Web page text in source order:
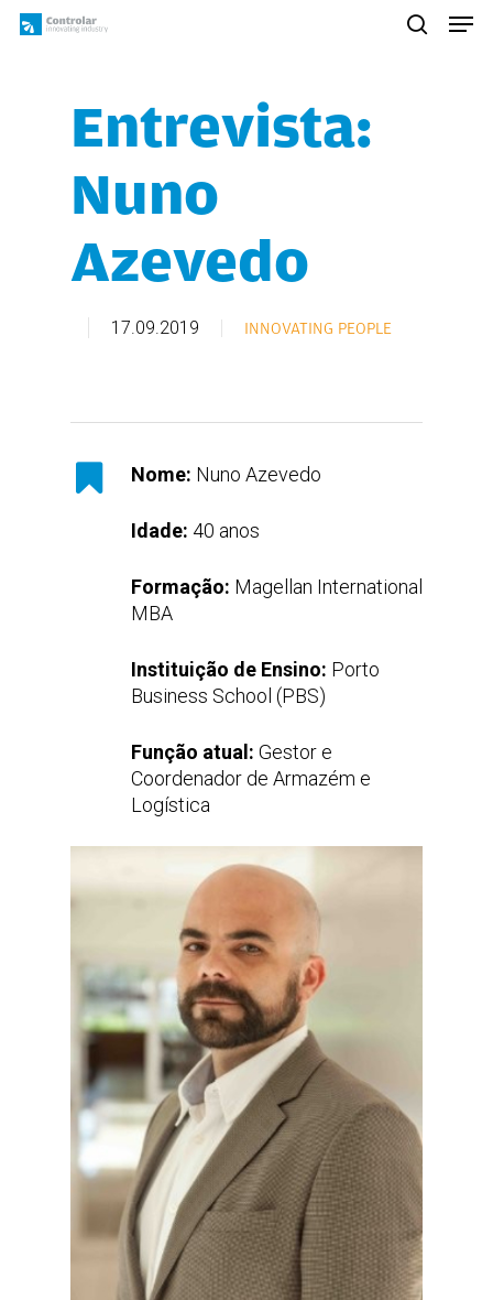
Skip
Entrevista:
Nuno
Azevedo
17.09.2019 INNOVATING PEOPLE
Nome: Nuno Azevedo
Idade: 40 anos
Formação: Magellan International
MBA
Instituição de Ensino: Porto
Business School (PBS)
Função atual: Gestor e
Coordenador de Armazém e
Logística